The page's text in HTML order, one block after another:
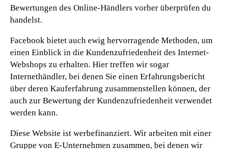
Bewertungen des Online-Händlers vorher überprüfen du
handelst.
Facebook bietet auch ewig hervorragende Methoden, um
einen Einblick in die Kundenzufriedenheit des Internet-
Webshops zu erhalten. Hier treffen wir sogar
Internethändler, bei denen Sie einen Erfahrungsbericht
über deren Kauferfahrung zusammenstellen können, der
auch zur Bewertung der Kundenzufriedenheit verwendet
werden kann.
Diese Website ist werbefinanziert. Wir arbeiten mit einer
Gruppe von E-Unternehmen zusammen, bei denen wir